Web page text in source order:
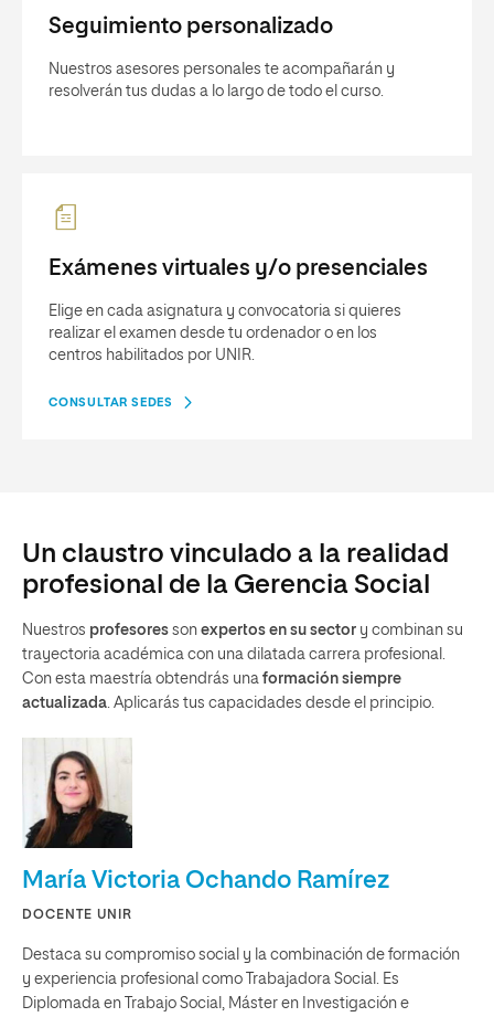
Seguimiento personalizado
Nuestros asesores personales te acompañarán y
resolverán tus dudas a lo largo de todo el curso.
Exámenes virtuales y/o presenciales
Elige en cada asignatura y convocatoria si quieres
realizar el examen desde tu ordenador o en los
centros habilitados por UNIR.
CONSULTAR SEDES
Un claustro vinculado a la realidad
profesional de la Gerencia Social
Nuestros profesores son expertos en su sector y combinan su
trayectoria académica con una dilatada carrera profesional.
Con esta maestría obtendrás una formación siempre
actualizada. Aplicarás tus capacidades desde el principio.
María Victoria Ochando Ramírez
DOCENTE UNIR
Destaca su compromiso social y la combinación de formación
y experiencia profesional como Trabajadora Social. Es
Diplomada en Trabajo Social, Máster en Investigación e